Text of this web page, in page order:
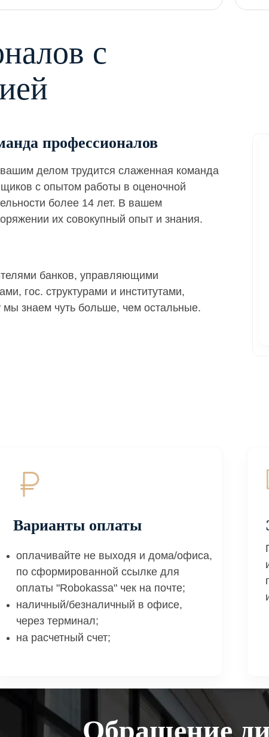
с
профессионалов
делом трудится слаженная команда
с опытом работы в оценочной
более 14 лет. В вашем
их совокупный опыт и знания.
банков, управляющими
гос. структурами и институтами,
знаем чуть больше, чем остальные.
Варианты оплаты
оплачивайте не выходя и дома/офиса,
по сформированной ссылке для
оплаты "Robokassa" чек на почте;
наличный/безналичный в офисе,
через терминал;
на расчетный счет;
Обращение